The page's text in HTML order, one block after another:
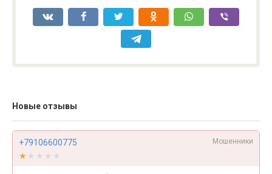
Новые отзывы
+79106600775 Мошенники
★★★★★
★★★★★